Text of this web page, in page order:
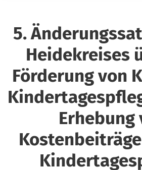
5.
Heidekreises
Förderung von
Erhebung